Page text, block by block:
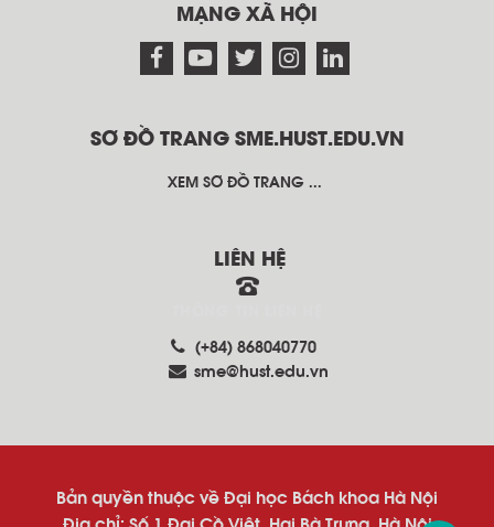
MẠNG XÃ HỘI
SƠ ĐỒ TRANG SME.HUST.EDU.VN
XEM SƠ ĐỒ TRANG ...
LIÊN HỆ
(+84) 868040770
sme@hust.edu.vn
Bản quyền thuộc về Đại học Bách khoa Hà Nội